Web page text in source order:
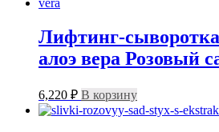
Лифтинг-
алоэ вера Розовый
6,220 ₽ В корзину